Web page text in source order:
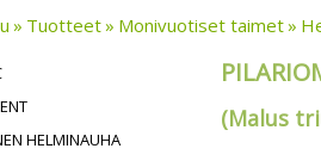
Tuotteet Monivuotiset taimet
HELMINAUHA
(Malus